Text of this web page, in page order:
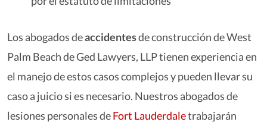
Los abogados deaccidentesde construcción de West
Palm Beach de Ged Lawyers, LLP tienen experiencia en
el manejo de estos casos complejos y pueden llevar su
caso a juicio si es necesario. Nuestros abogados de
lesiones personales deFort Lauderdaletrabajarán